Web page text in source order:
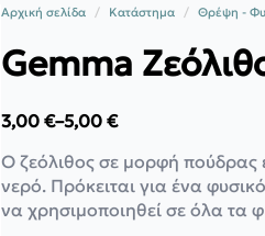
Αρχική σελίδα Κατάστημα Θρέψη -
Gemma
3,00 €–5,00 €
Price
range:
3,00 €
through
5,00 €
Ο ζεόλιθος σε μορφή πούδρας
νερό. Πρόκειται για ένα
να χρησιμοποιηθεί σε όλα τα